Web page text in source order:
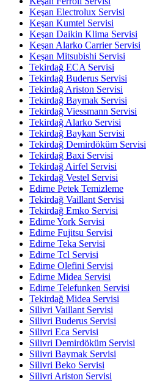
Keşan Electrolux Servisi
Keşan Kumtel Servisi
Keşan Daikin Klima Servisi
Keşan Alarko Carrier Servisi
Keşan Mitsubishi Servisi
Tekirdağ ECA Servisi
Tekirdağ Buderus Servisi
Tekirdağ Ariston Servisi
Tekirdağ Baymak Servisi
Tekirdağ Viessmann Servisi
Tekirdağ Alarko Servisi
Tekirdağ Baykan Servisi
Tekirdağ Demirdöküm Servisi
Tekirdağ Baxi Servisi
Tekirdağ Airfel Servisi
Tekirdağ Vestel Servisi
Edirne Petek Temizleme
Tekirdağ Vaillant Servisi
Tekirdağ Emko Servisi
Edirne York Servisi
Edirne Fujitsu Servisi
Edirne Teka Servisi
Edirne Tcl Servisi
Edirne Olefini Servisi
Edirne Midea Servisi
Edirne Telefunken Servisi
Tekirdağ Midea Servisi
Silivri Vaillant Servisi
Silivri Buderus Servisi
Silivri Eca Servisi
Silivri Demirdöküm Servisi
Silivri Baymak Servisi
Silivri Beko Servisi
Silivri Ariston Servisi